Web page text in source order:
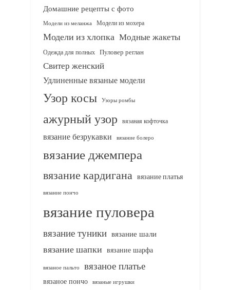
Домашние рецепты с фото
Модели из меланжа Модели из мохера
Модели из хлопка Модные жакеты
Одежда для полных Пуловер реглан
Свитер женский
Удлиненные вязаные модели
Узор косы Узоры ромбы
ажурный узор вязаная кофточка
вязание безрукавки вязание болеро
вязание джемпера
вязание кардигана вязание платья
вязание пончо
вязание пуловера
вязание туники вязание шали
вязание шапки вязание шарфа
вязаное пальто вязаное платье
вязаное пончо вязаные игрушки